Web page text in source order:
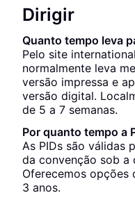
Dirigir
Quanto tempo leva
Pelo site
normalmente leva
versão impressa e
versão digital.
de 5 a 7 semanas.
Por quanto tempo a
As PIDs são válidas
da convenção sob a
Oferecemos opções
3 anos.